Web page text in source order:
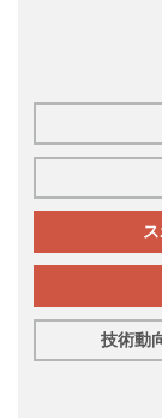
技術動